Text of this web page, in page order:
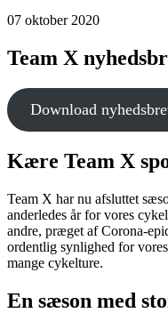
07 oktober 2020
Team X
Download
Kære Team X
Team X har nu afsluttet
anderledes år for vores
andre, præget af Corona-
ordentlig synlighed for
mange cykelture.
En sæson med